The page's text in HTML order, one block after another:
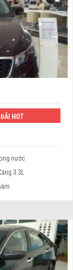
HOT
nước
3.3L